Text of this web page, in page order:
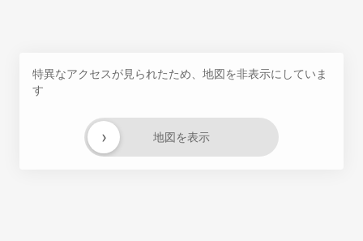
特異なアクセスが見られたため、地図を非表示にしていま
す
地図を表示
›